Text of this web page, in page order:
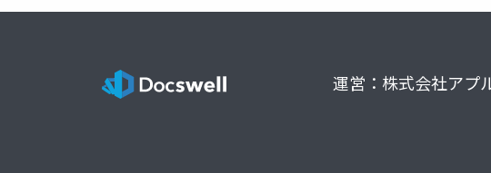
運営：株式会社アプ